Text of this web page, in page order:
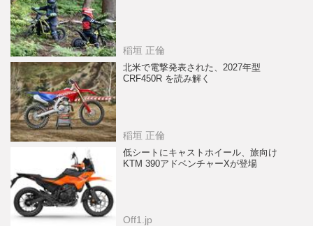
稲垣 正倫
北米で電撃発表された、2027年型
CRF450R を読み解く
稲垣 正倫
低シートにキャストホイール、旅向け
KTM 390アドベンチャーXが登場
Off1.jp